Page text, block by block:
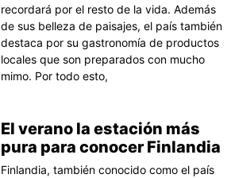
recordará por el resto de la vida. Además
de sus belleza de paisajes, el país también
destaca por su gastronomía de productos
locales que son preparados con mucho
mimo. Por todo esto,
El verano la estación más
pura para conocer Finlandia
Finlandia, también conocido como el país